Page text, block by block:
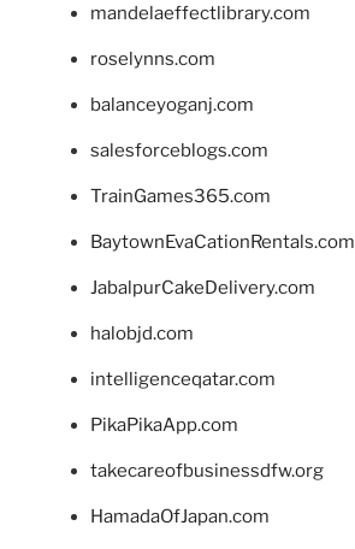
mandelaeffectlibrary.com
roselynns.com
balanceyoganj.com
salesforceblogs.com
TrainGames365.com
BaytownEvaCationRentals.com
JabalpurCakeDelivery.com
halobjd.com
intelligenceqatar.com
PikaPikaApp.com
takecareofbusinessdfw.org
HamadaOfJapan.com